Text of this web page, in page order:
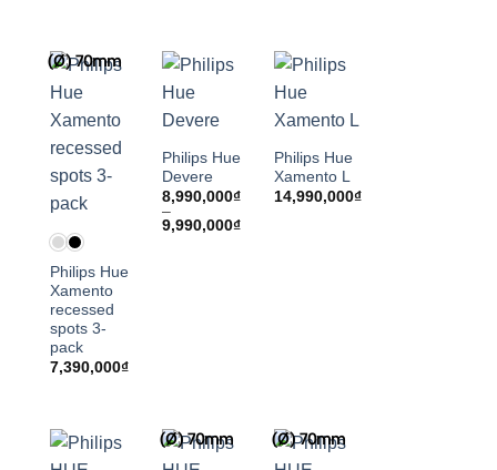
Philips Hue
Xamento
recessed
spots 3-
pack
7,390,000₫
(Ø) 70mm
Philips Hue
Devere
8,990,000₫
–
9,990,000₫Khoảng
Philips Hue
Xamento L
14,990,000₫
(Ø) 70mm (Ø) 70mm